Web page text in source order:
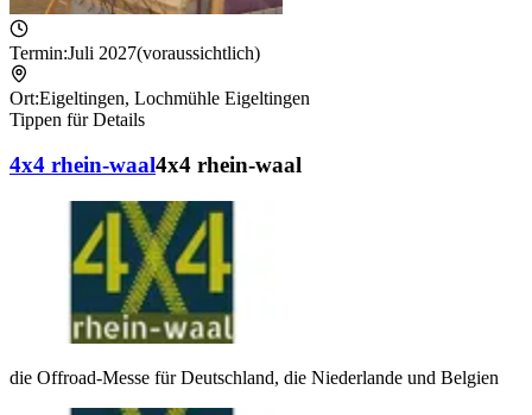
Termin:Juli 2027(voraussichtlich)
Ort:Eigeltingen, Lochmühle Eigeltingen
Tippen für Details
4x4 rhein-waal4x4 rhein-waal
die Offroad-Messe für Deutschland, die Niederlande und Belgien